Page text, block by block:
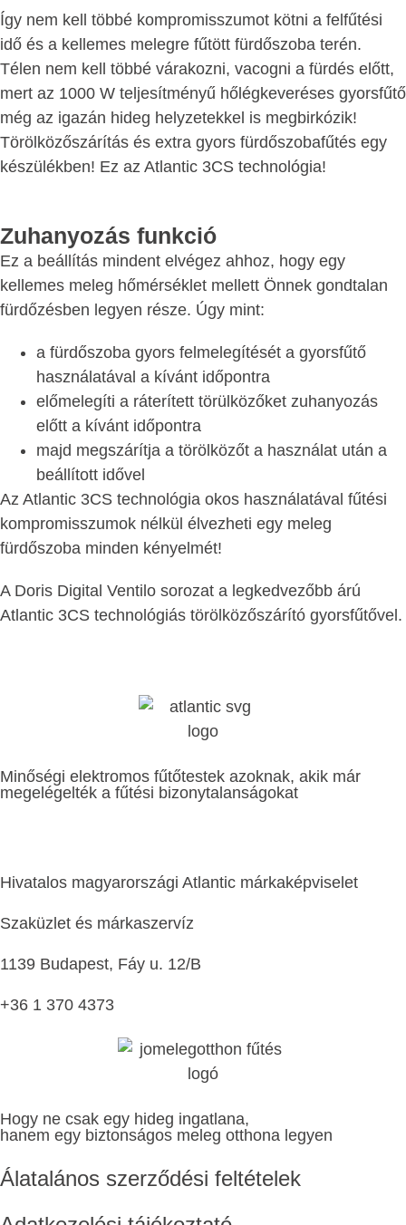
Így nem kell többé kompromisszumot kötni a felfűtési
idő és a kellemes melegre fűtött fürdőszoba terén.
Télen nem kell többé várakozni, vacogni a fürdés előtt,
mert az 1000 W teljesítményű hőlégkeveréses gyorsfűtő
még az igazán hideg helyzetekkel is megbirkózik!
Törölközőszárítás és extra gyors fürdőszobafűtés egy
készülékben! Ez az Atlantic 3CS technológia!
Zuhanyozás funkció
Ez a beállítás mindent elvégez ahhoz, hogy egy
kellemes meleg hőmérséklet mellett Önnek gondtalan
fürdőzésben legyen része. Úgy mint:
a fürdőszoba gyors felmelegítését a gyorsfűtő
használatával a kívánt időpontra
előmelegíti a ráterített törülközőket zuhanyozás
előtt a kívánt időpontra
majd megszárítja a törölközőt a használat után a
beállított idővel
Az Atlantic 3CS technológia okos használatával fűtési
kompromisszumok nélkül élvezheti egy meleg
fürdőszoba minden kényelmét!
A Doris Digital Ventilo sorozat a legkedvezőbb árú
Atlantic 3CS technológiás törölközőszárító gyorsfűtővel.
Minőségi elektromos fűtőtestek azoknak, akik már
megelégelték a fűtési bizonytalanságokat
Hivatalos magyarországi Atlantic márkaképviselet
Szaküzlet és márkaszervíz
1139 Budapest, Fáy u. 12/B
+36 1 370 4373
Hogy ne csak egy hideg ingatlana,
hanem egy biztonságos meleg otthona legyen
Álatalános szerződési feltételek